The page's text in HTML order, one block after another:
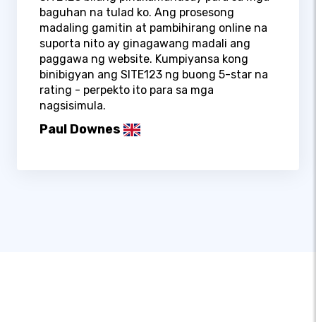
baguhan na tulad ko. Ang prosesong
madaling gamitin at pambihirang online na
suporta nito ay ginagawang madali ang
paggawa ng website. Kumpiyansa kong
binibigyan ang SITE123 ng buong 5-star na
rating - perpekto ito para sa mga
nagsisimula.
Paul Downes